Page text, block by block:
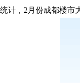
计， 2 月份成都楼市